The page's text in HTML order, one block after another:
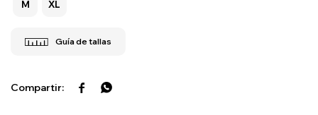
M XL
 